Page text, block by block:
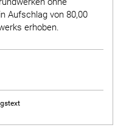
Aufschlag von 80,00
erhoben.